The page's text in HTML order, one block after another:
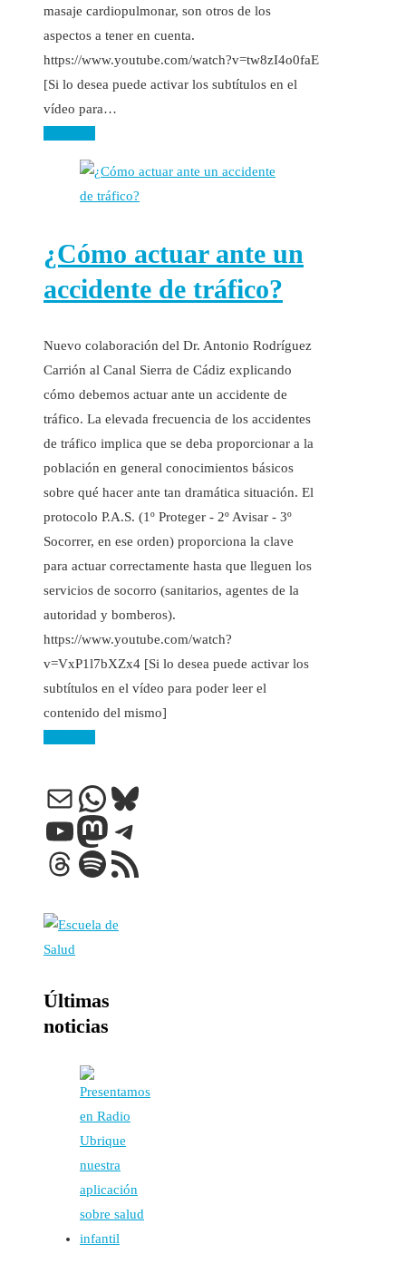
Newsletter
masaje cardiopulmonar, son otros de los
aspectos a tener en cuenta.
https://www.youtube.com/watch?v=tw8zI4o0faE
[Si lo desea puede activar los subtítulos en el
vídeo para…
¿Cómo actuar ante un
accidente de tráfico?
Nuevo colaboración del Dr. Antonio Rodríguez
Carrión al Canal Sierra de Cádiz explicando
cómo debemos actuar ante un accidente de
tráfico. La elevada frecuencia de los accidentes
de tráfico implica que se deba proporcionar a la
población en general conocimientos básicos
sobre qué hacer ante tan dramática situación. El
protocolo P.A.S. (1º Proteger - 2º Avisar - 3º
Socorrer, en ese orden) proporciona la clave
para actuar correctamente hasta que lleguen los
servicios de socorro (sanitarios, agentes de la
autoridad y bomberos).
https://www.youtube.com/watch?
v=VxP1l7bXZx4 [Si lo desea puede activar los
subtítulos en el vídeo para poder leer el
contenido del mismo]
Correo electrónico
WhatsApp
Bluesky
YouTube
Mastodon
Telegram
Threads
Spotify
Feed RSS
Últimas
noticias